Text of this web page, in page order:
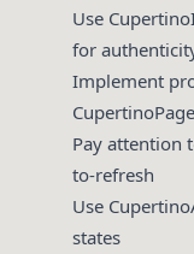
Use
for
Implement
Pay attention
to-refresh
Use
states